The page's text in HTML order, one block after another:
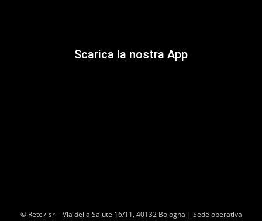
Scarica la nostra App
© Rete7 srl - Via della Salute 16/11, 40132 Bologna | Sede operativa